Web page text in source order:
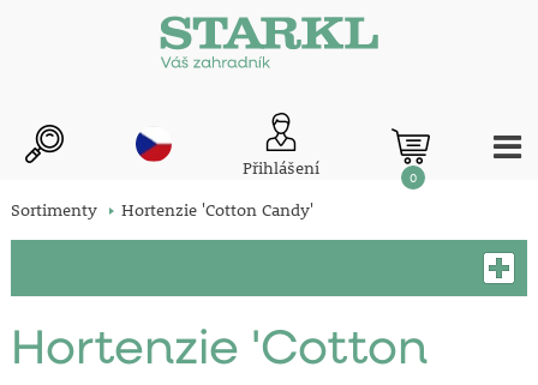
Přihlášení 0
Sortimenty Hortenzie 'Cotton Candy'
Hortenzie 'Cotton